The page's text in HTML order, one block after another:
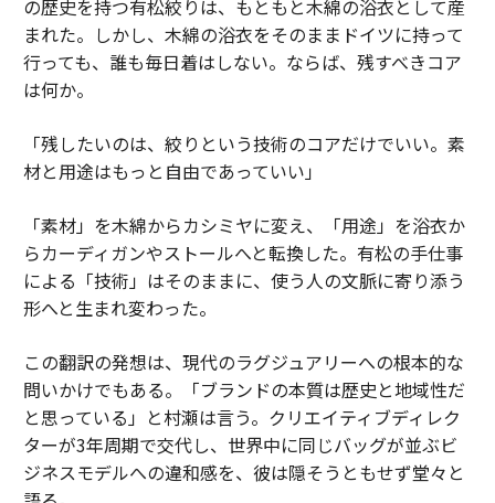
の歴史を持つ有松絞りは、もともと木綿の浴衣として産
まれた。しかし、木綿の浴衣をそのままドイツに持って
行っても、誰も毎日着はしない。ならば、残すべきコア
は何か。
「残したいのは、絞りという技術のコアだけでいい。素
材と用途はもっと自由であっていい」
「素材」を木綿からカシミヤに変え、「用途」を浴衣か
らカーディガンやストールへと転換した。有松の手仕事
による「技術」はそのままに、使う人の文脈に寄り添う
形へと生まれ変わった。
この翻訳の発想は、現代のラグジュアリーへの根本的な
問いかけでもある。「ブランドの本質は歴史と地域性だ
と思っている」と村瀬は言う。クリエイティブディレク
ターが3年周期で交代し、世界中に同じバッグが並ぶビ
ジネスモデルへの違和感を、彼は隠そうともせず堂々と